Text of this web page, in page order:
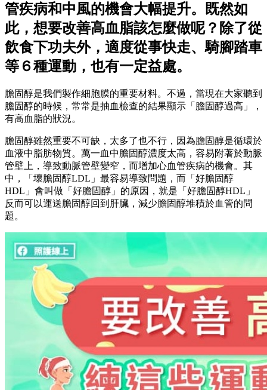
管疾病和中風的機會大幅提升。既然如
此，想要改善高血脂該怎麼做呢？除了從
飲食下功夫外，適度從事快走、騎腳踏車
等６種運動，也有一定益處。
膽固醇是我們製作細胞膜的重要材料。不過，當現在大家聽到
膽固醇的時候，常常是抽血檢查的結果顯示「膽固醇過高」，
有高血脂的狀況。
膽固醇雖然重要不可缺，太多了也不行，因為膽固醇是循環於
血液中脂肪物質。萬一血中膽固醇濃度太高，容易附著於動脈
管壁上，導致動脈管壁變窄，而增加心血管疾病的機會。其
中，「壞膽固醇LDL」最容易導致問題，而「好膽固醇
HDL」會叫做「好膽固醇」的原因，就是「好膽固醇HDL」
反而可以運送膽固醇回到肝臟，減少膽固醇堆積於血管的問
題。